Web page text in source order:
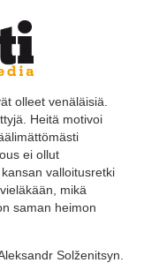
olleet venäläisiä.
Heitä motivoi
ei ollut
valloitusretki
mikä
saman heimon
Solženitsyn.